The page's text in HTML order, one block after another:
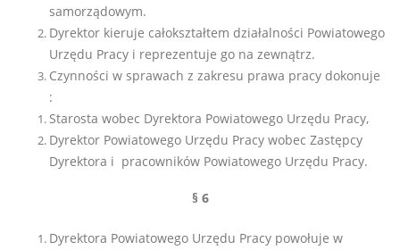
samorządowym.
Dyrektor kieruje całokształtem działalności Powiatowego
Urzędu Pracy i reprezentuje go na zewnątrz.
Czynności w sprawach z zakresu prawa pracy dokonuje
:
Starosta wobec Dyrektora Powiatowego Urzędu Pracy,
Dyrektor Powiatowego Urzędu Pracy wobec Zastępcy
Dyrektora i pracowników Powiatowego Urzędu Pracy.
§ 6
Dyrektora Powiatowego Urzędu Pracy powołuje w